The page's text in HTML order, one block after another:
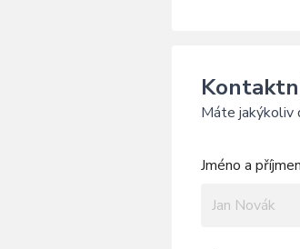
Máte jakýkoliv
Jméno a